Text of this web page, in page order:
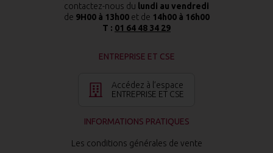
contactez-nous du lundi au vendredi
de 9H00 à 13h00et de 14h00 à 16h00
T : 01 64 48 34 29
ENTREPRISE ET CSE
Accédez à l’espace
ENTREPRISE ET CSE
INFORMATIONS PRATIQUES
Les conditions générales de vente